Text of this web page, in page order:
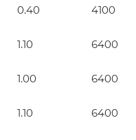
0.40 4100
1.10 6400
1.00 6400
1.10 6400